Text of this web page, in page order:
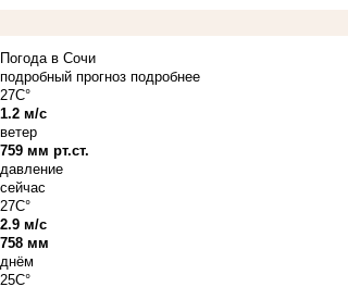
Погода в Сочи
подробный прогноз подробнее
27C°
1.2 м/с
ветер
759 мм рт.ст.
давление
сейчас
27C°
2.9 м/с
758 мм
днём
25C°